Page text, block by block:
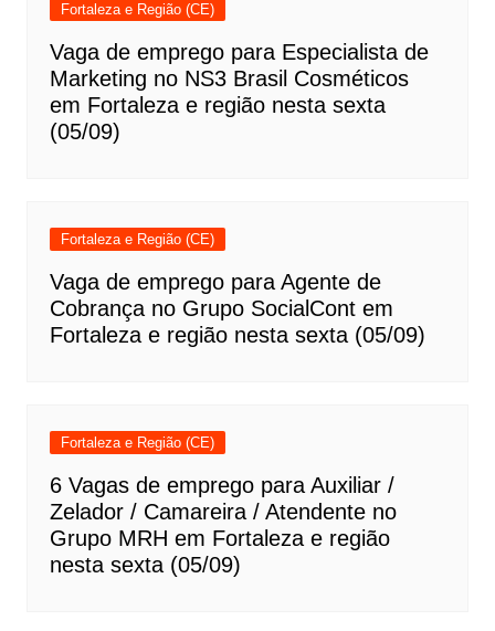
Fortaleza e Região (CE)
Vaga de emprego para Especialista de
Marketing no NS3 Brasil Cosméticos
em Fortaleza e região nesta sexta
(05/09)
Fortaleza e Região (CE)
Vaga de emprego para Agente de
Cobrança no Grupo SocialCont em
Fortaleza e região nesta sexta (05/09)
Fortaleza e Região (CE)
6 Vagas de emprego para Auxiliar /
Zelador / Camareira / Atendente no
Grupo MRH em Fortaleza e região
nesta sexta (05/09)